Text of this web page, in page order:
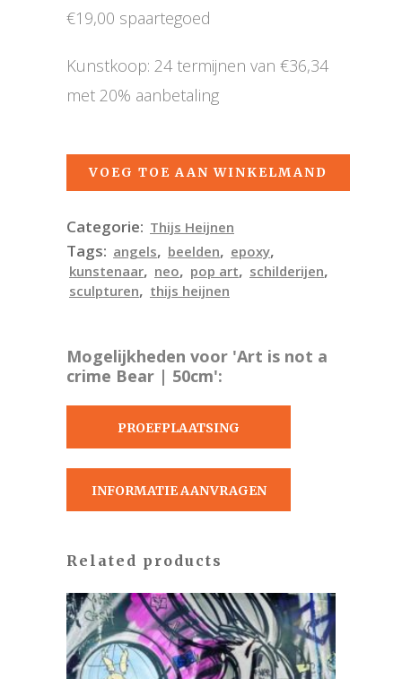
€19,00 spaartegoed
Kunstkoop: 24 termijnen van €36,34
met 20% aanbetaling
VOEG TOE AAN WINKELMAND
Categorie: Thijs Heijnen
Tags: angels, beelden, epoxy,
kunstenaar, neo, pop art, schilderijen,
sculpturen, thijs heijnen
Mogelijkheden voor 'Art is not a
crime Bear | 50cm':
PROEFPLAATSING
INFORMATIE AANVRAGEN
Related products